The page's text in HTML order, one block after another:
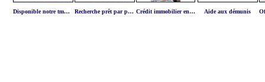
Disponible notre tm5 neuf et complet emballage d'o Recherche prêt par particulier Crédit immobilier entre particulier Aide aux démunis